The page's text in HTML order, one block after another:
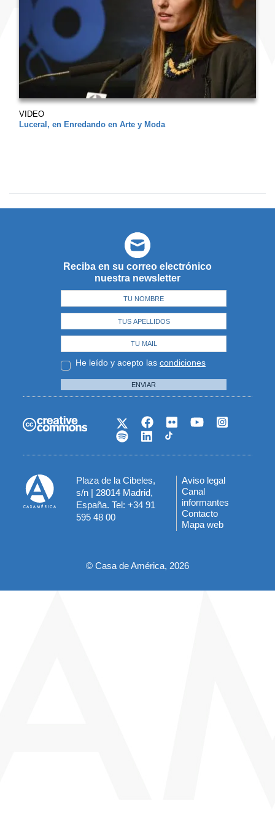
VIDEO
Luceral, en Enredando en Arte y Moda
Reciba en su correo electrónico
nuestra newsletter
He leído y acepto las condiciones
ENVIAR
Plaza de la Cibeles,
s/n | 28014 Madrid,
España. Tel: +34 91
595 48 00
Menú
del
pie
Aviso legal
Canal
informantes
Contacto
Mapa web
© Casa de América, 2026